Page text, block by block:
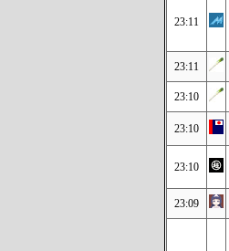
23:11
23:11
23:10
23:10
23:10
23:09